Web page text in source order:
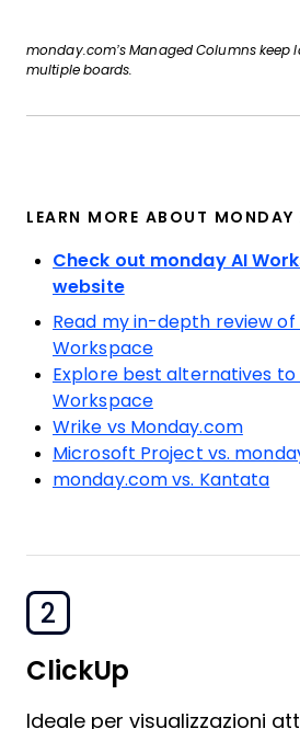
monday.com’s Managed Columns keep
multiple boards.
LEARN MORE ABOUT
Check out monday AI
website
Read my in-depth review of
Workspace
Explore best alternatives to
Workspace
Wrike vs Monday.com
Microsoft Project vs.
monday.com vs. Kantata
2
ClickUp
Ideale per visualizzazioni